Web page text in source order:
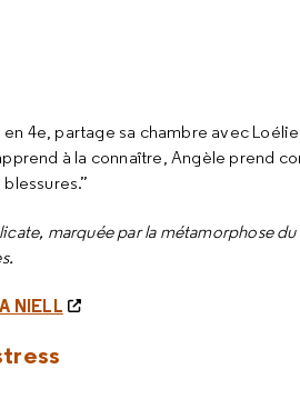
4e, partage sa chambre avec
à la connaître, Angèle prend
marquée par la métamorphose
NIELL